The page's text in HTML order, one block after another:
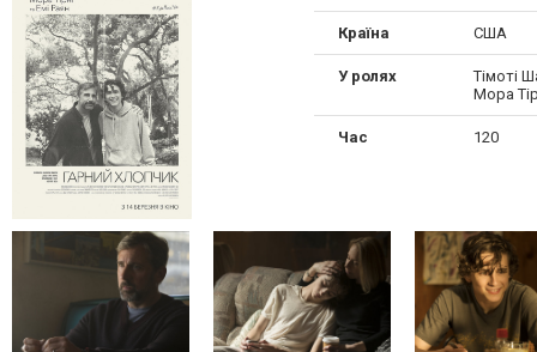
Країна США
У ролях
Тімоті
Мора
Час 120